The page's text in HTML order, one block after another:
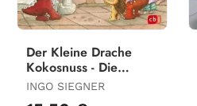
Der Kleine Drache
Kokosnuss - Die
Schönsten Vampir-
INGO SIEGNER